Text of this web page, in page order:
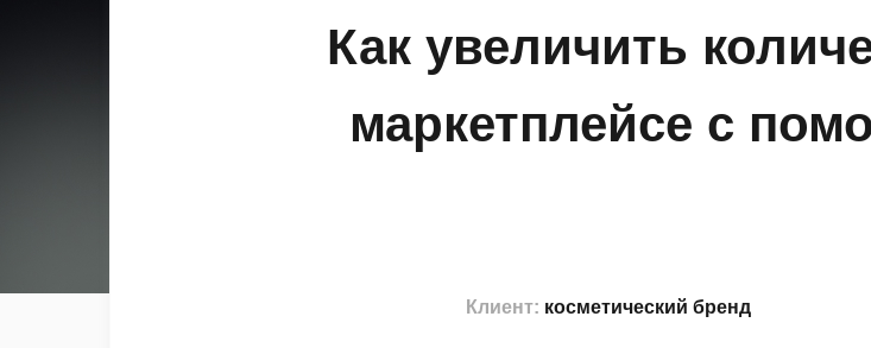
Как увеличить
маркетплейсе с
Клиент: косметический бренд